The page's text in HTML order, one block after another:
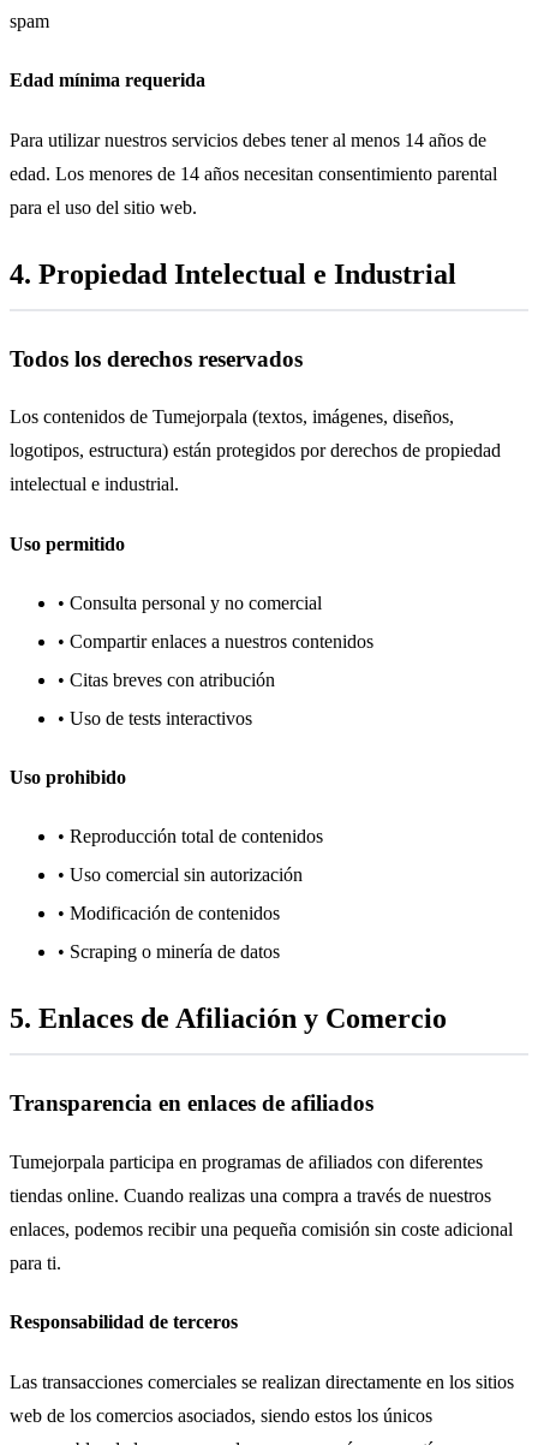
spam
Edad mínima requerida
Para utilizar nuestros servicios debes tener al menos 14 años de
edad. Los menores de 14 años necesitan consentimiento parental
para el uso del sitio web.
4. Propiedad Intelectual e Industrial
Todos los derechos reservados
Los contenidos de Tumejorpala (textos, imágenes, diseños,
logotipos, estructura) están protegidos por derechos de propiedad
intelectual e industrial.
Uso permitido
• Consulta personal y no comercial
• Compartir enlaces a nuestros contenidos
• Citas breves con atribución
• Uso de tests interactivos
Uso prohibido
• Reproducción total de contenidos
• Uso comercial sin autorización
• Modificación de contenidos
• Scraping o minería de datos
5. Enlaces de Afiliación y Comercio
Transparencia en enlaces de afiliados
Tumejorpala participa en programas de afiliados con diferentes
tiendas online. Cuando realizas una compra a través de nuestros
enlaces, podemos recibir una pequeña comisión sin coste adicional
para ti.
Responsabilidad de terceros
Las transacciones comerciales se realizan directamente en los sitios
web de los comercios asociados, siendo estos los únicos